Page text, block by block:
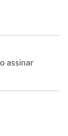
assinar